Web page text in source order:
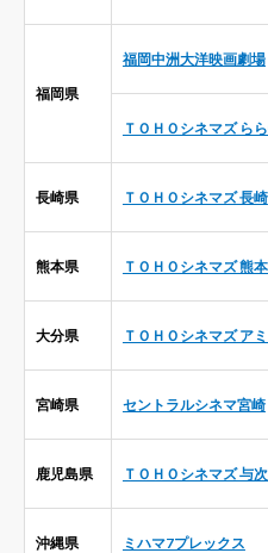
福岡県
福岡中洲大洋映画劇場
ＴＯＨＯシネマズ ら
長崎県 ＴＯＨＯシネマズ 長崎
熊本県 ＴＯＨＯシネマズ 熊
大分県 ＴＯＨＯシネマズ ア
宮崎県 セントラルシネマ宮崎
鹿児島県 ＴＯＨＯシネマズ 与
沖縄県 ミハマ7プレックス